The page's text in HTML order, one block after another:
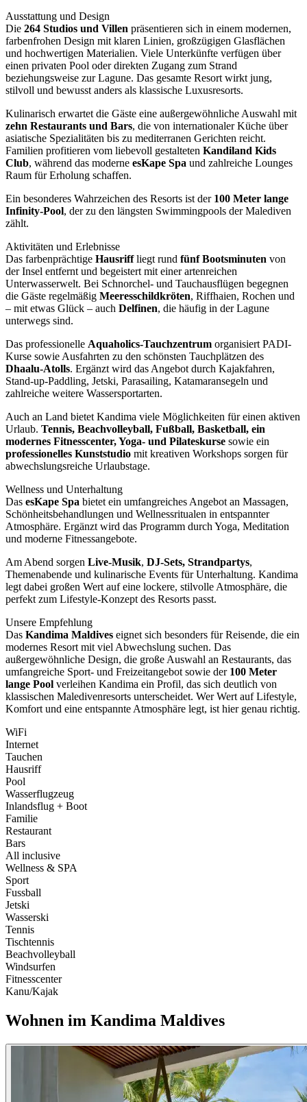
Ausstattung und Design
Die 264 Studios und Villen präsentieren sich in einem modernen,
farbenfrohen Design mit klaren Linien, großzügigen Glasflächen
und hochwertigen Materialien. Viele Unterkünfte verfügen über
einen privaten Pool oder direkten Zugang zum Strand
beziehungsweise zur Lagune. Das gesamte Resort wirkt jung,
stilvoll und bewusst anders als klassische Luxusresorts.
Kulinarisch erwartet die Gäste eine außergewöhnliche Auswahl mit
zehn Restaurants und Bars, die von internationaler Küche über
asiatische Spezialitäten bis zu mediterranen Gerichten reicht.
Familien profitieren vom liebevoll gestalteten Kandiland Kids
Club, während das moderne esKape Spa und zahlreiche Lounges
Raum für Erholung schaffen.
Ein besonderes Wahrzeichen des Resorts ist der 100 Meter lange
Infinity-Pool, der zu den längsten Swimmingpools der Malediven
zählt.
Aktivitäten und Erlebnisse
Das farbenprächtige Hausriffliegt rund fünf Bootsminuten von
der Insel entfernt und begeistert mit einer artenreichen
Unterwasserwelt. Bei Schnorchel- und Tauchausflügen begegnen
die Gäste regelmäßig Meeresschildkröten, Riffhaien, Rochen und
– mit etwas Glück – auch Delfinen, die häufig in der Lagune
unterwegs sind.
Das professionelle Aquaholics-Tauchzentrum organisiert PADI-
Kurse sowie Ausfahrten zu den schönsten Tauchplätzen des
Dhaalu-Atolls. Ergänzt wird das Angebot durch Kajakfahren,
Stand-up-Paddling, Jetski, Parasailing, Katamaransegeln und
zahlreiche weitere Wassersportarten.
Auch an Land bietet Kandima viele Möglichkeiten für einen aktiven
Urlaub. Tennis, Beachvolleyball, Fußball, Basketball, ein
modernes Fitnesscenter, Yoga- und Pilateskurse sowie ein
professionelles Kunststudio mit kreativen Workshops sorgen für
abwechslungsreiche Urlaubstage.
Wellness und Unterhaltung
Das esKape Spa bietet ein umfangreiches Angebot an Massagen,
Schönheitsbehandlungen und Wellnessritualen in entspannter
Atmosphäre. Ergänzt wird das Programm durch Yoga, Meditation
und moderne Fitnessangebote.
Am Abend sorgen Live-Musik, DJ-Sets, Strandpartys,
Themenabende und kulinarische Events für Unterhaltung. Kandima
legt dabei großen Wert auf eine lockere, stilvolle Atmosphäre, die
perfekt zum Lifestyle-Konzept des Resorts passt.
Unsere Empfehlung
Das Kandima Maldives eignet sich besonders für Reisende, die ein
modernes Resort mit viel Abwechslung suchen. Das
außergewöhnliche Design, die große Auswahl an Restaurants, das
umfangreiche Sport- und Freizeitangebot sowie der 100 Meter
lange Pool verleihen Kandima ein Profil, das sich deutlich von
klassischen Maledivenresorts unterscheidet. Wer Wert auf Lifestyle,
Komfort und eine entspannte Atmosphäre legt, ist hier genau richtig.
WiFi
Internet
Tauchen
Hausriff
Pool
Wasserflugzeug
Inlandsflug + Boot
Familie
Restaurant
Bars
All inclusive
Wellness & SPA
Sport
Fussball
Jetski
Wasserski
Tennis
Tischtennis
Beachvolleyball
Windsurfen
Fitnesscenter
Kanu/Kajak
Wohnen im Kandima Maldives